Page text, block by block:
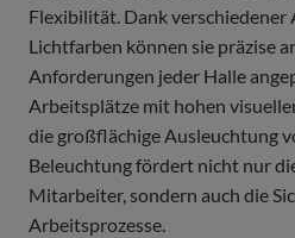
Flexibilität. Dank
Lichtfarben können sie präzise
Anforderungen jeder Halle
Arbeitsplätze mit hohen
die großflächige Ausleuchtung
Beleuchtung fördert nicht nur
Mitarbeiter, sondern auch die
Arbeitsprozesse.